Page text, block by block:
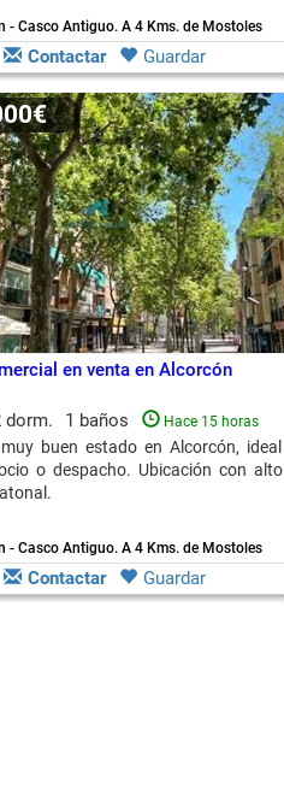
- Casco Antiguo. A 4 Kms. de Mostoles
Contactar Guardar
en venta en Alcorcón
dorm. 1 baños Hace 15 horas
buen estado en Alcorcón, ideal
o despacho. Ubicación con alto
- Casco Antiguo. A 4 Kms. de Mostoles
Contactar Guardar